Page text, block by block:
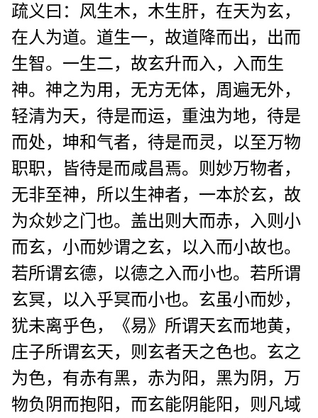
疏义曰：风生木，木生肝，在天为玄，
在人为道。道生一，故道降而出，出而
生智。一生二，故玄升而入，入而生
神。神之为用，无方无体，周遍无外，
轻清为天，待是而运，重浊为地，待是
而处，坤和气者，待是而灵，以至万物
职职，皆待是而咸昌焉。则妙万物者，
无非至神，所以生神者，一本於玄，故
为众妙之门也。盖出则大而赤，入则小
而玄，小而妙谓之玄，以入而小故也。
若所谓玄德，以德之入而小也。若所谓
玄冥，以入乎冥而小也。玄虽小而妙，
犹未离乎色，《易》所谓天玄而地黄，
庄子所谓玄天，则玄者天之色也。玄之
为色，有赤有黑，赤为阳，黑为阴，万
物负阴而抱阳，而玄能阴能阳，则凡域